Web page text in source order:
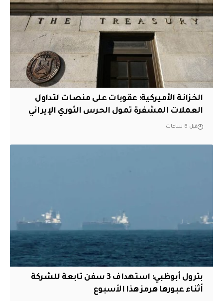
الخزانة الأميركية: عقوبات على منصات لتداول
العملات المشفرة تمول الحرس الثوري الإيراني
قبل 8 ساعات
بترول أبوظبي: استهداف 3 سفن تابعة للشركة
أثناء عبورها هرمز هذا الأسبوع